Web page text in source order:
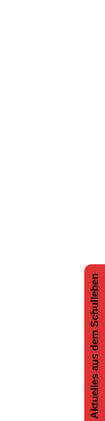
Aktuelles aus dem Schulleben